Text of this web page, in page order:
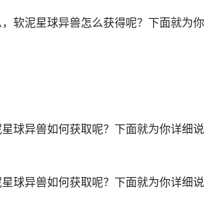
软泥星球异兽怎么获得呢？下面就为你
球异兽如何获取呢？下面就为你详细说
球异兽如何获取呢？下面就为你详细说